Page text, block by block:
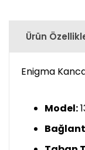
Ürün
Enigma
Model: